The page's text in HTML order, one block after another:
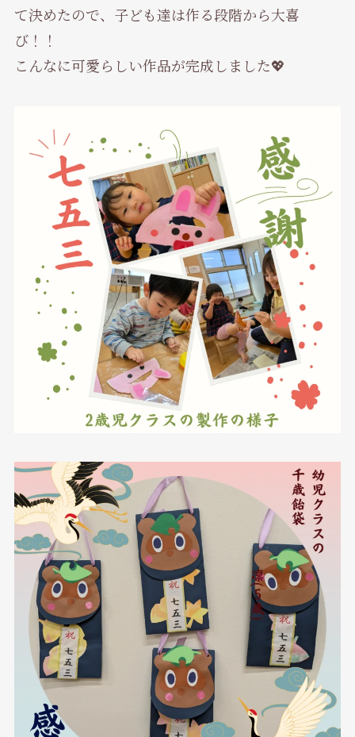
て決めたので、子ども達は作る段階から大喜
び！！
こんなに可愛らしい作品が完成しました💖